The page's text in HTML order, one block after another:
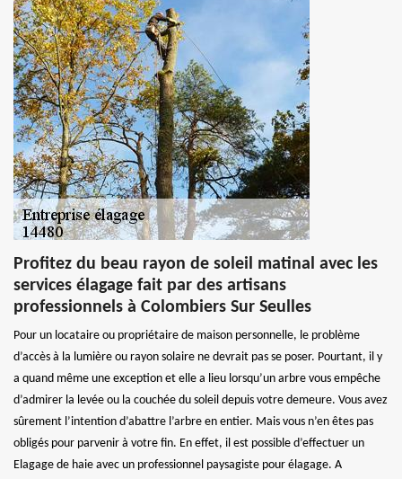
Profitez du beau rayon de soleil matinal avec les
services élagage fait par des artisans
professionnels à Colombiers Sur Seulles
Pour un locataire ou propriétaire de maison personnelle, le problème
d’accès à la lumière ou rayon solaire ne devrait pas se poser. Pourtant, il y
a quand même une exception et elle a lieu lorsqu’un arbre vous empêche
d’admirer la levée ou la couchée du soleil depuis votre demeure. Vous avez
sûrement l’intention d’abattre l’arbre en entier. Mais vous n’en êtes pas
obligés pour parvenir à votre fin. En effet, il est possible d’effectuer un
Elagage de haie avec un professionnel paysagiste pour élagage. A